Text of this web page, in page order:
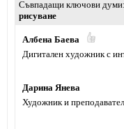
Съвпадащи ключови думи
рисуване
Албена Баева
Дигитален художник с
Дарина Янева
Художник и